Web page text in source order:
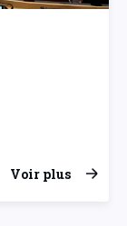
Voir plus